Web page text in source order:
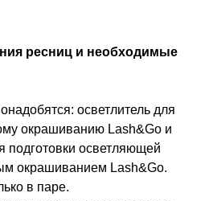
ресниц и необходимые
осветлитель для
окрашиванию Lash&Go и
подготовки осветляющей
окрашиванием Lash&Go.
в паре.